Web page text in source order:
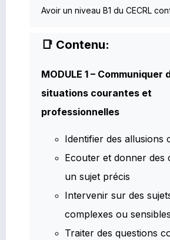
Avoir un niveau B1 du CECRL
📑 Contenu:
MODULE 1 – Communiquer
situations courantes et
professionnelles
Identifier des allusions
Ecouter et donner des
un sujet précis
Intervenir sur des
complexes ou sensibles
Traiter des questions